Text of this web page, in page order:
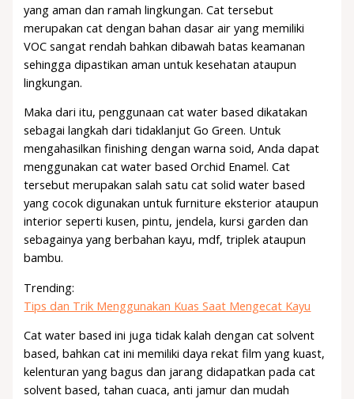
yang aman dan ramah lingkungan. Cat tersebut
merupakan cat dengan bahan dasar air yang memiliki
VOC sangat rendah bahkan dibawah batas keamanan
sehingga dipastikan aman untuk kesehatan ataupun
lingkungan.
Maka dari itu, penggunaan cat water based dikatakan
sebagai langkah dari tidaklanjut Go Green. Untuk
mengahasilkan finishing dengan warna soid, Anda dapat
menggunakan cat water based Orchid Enamel. Cat
tersebut merupakan salah satu cat solid water based
yang cocok digunakan untuk furniture eksterior ataupun
interior seperti kusen, pintu, jendela, kursi garden dan
sebagainya yang berbahan kayu, mdf, triplek ataupun
bambu.
Trending:
Tips dan Trik Menggunakan Kuas Saat Mengecat Kayu
Cat water based ini juga tidak kalah dengan cat solvent
based, bahkan cat ini memiliki daya rekat film yang kuast,
kelenturan yang bagus dan jarang didapatkan pada cat
solvent based, tahan cuaca, anti jamur dan mudah